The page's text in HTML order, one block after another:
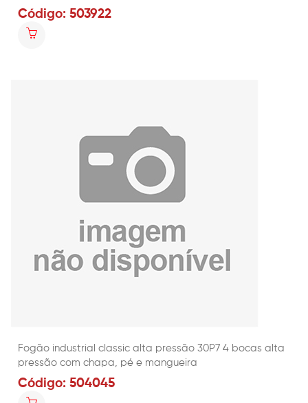
Código: 503922
Fogão industrial classic alta pressão 30P7 4 bocas alta
pressão com chapa, pé e mangueira
Código: 504045